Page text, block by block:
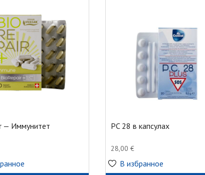
— Иммунитет PC 28 в капсулах
28,00 €
В избранное